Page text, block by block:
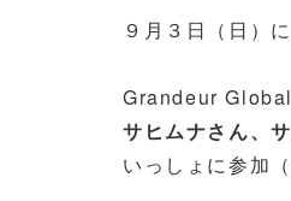
９月３日（日）
Grandeur
サヒムナさん、
いっしょに参加